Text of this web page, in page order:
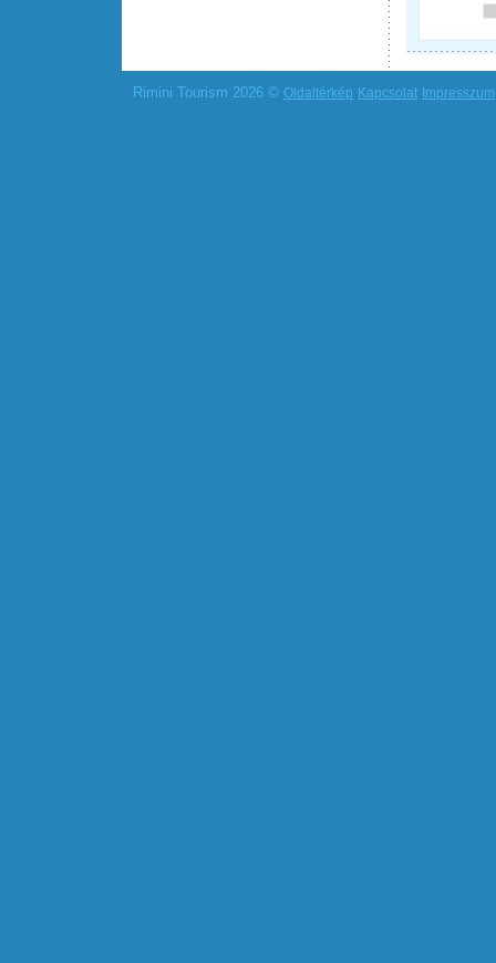
Rimini Tourism 2026 © Oldaltérkép Kapcsolat Impresszum